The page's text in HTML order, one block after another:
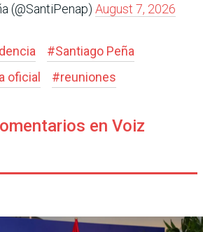
(@SantiPenap) August 7, 2026
#Santiago Peña
oficial #reuniones
en Voiz